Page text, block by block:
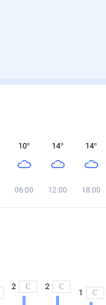
10°
06:00
14°
12:00
14°
18:00
2 С 2 С
1 С